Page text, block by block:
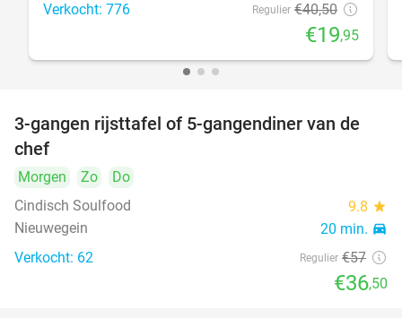
Verkocht: 776 Regulier €40,50
€19,95
36%
3-gangen rijsttafel of 5-gangendiner van de
chef
Morgen Zo
Do
Cindisch Soulfood
9.8 star
Nieuwegein 20 min. directions_car
Verkocht: 62 Regulier €57
€36,50